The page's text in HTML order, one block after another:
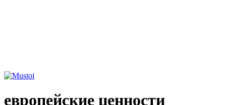
европейские ценности